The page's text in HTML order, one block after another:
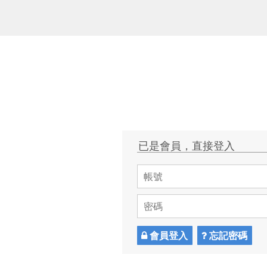
已是會員，直接登入
會員登入 忘記密碼